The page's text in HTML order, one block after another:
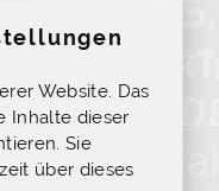
Website. Das
Inhalte dieser
Sie
über dieses